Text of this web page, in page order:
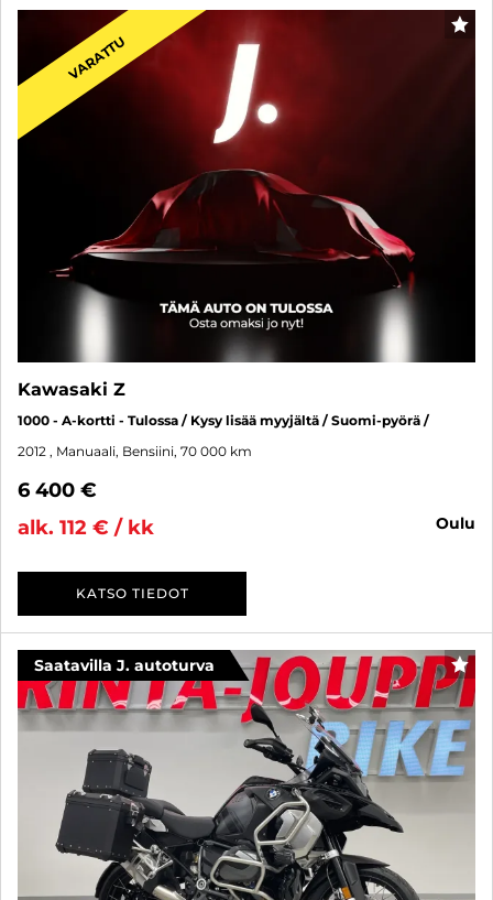
VARATTU
Kawasaki Z
1000 - A-kortti - Tulossa / Kysy lisää myyjältä / Suomi-pyörä /
2012 , Manuaali, Bensiini, 70 000 km
6 400 €
alk. 112 € / kk
oulu
KATSO TIEDOT
Saatavilla J. autoturva